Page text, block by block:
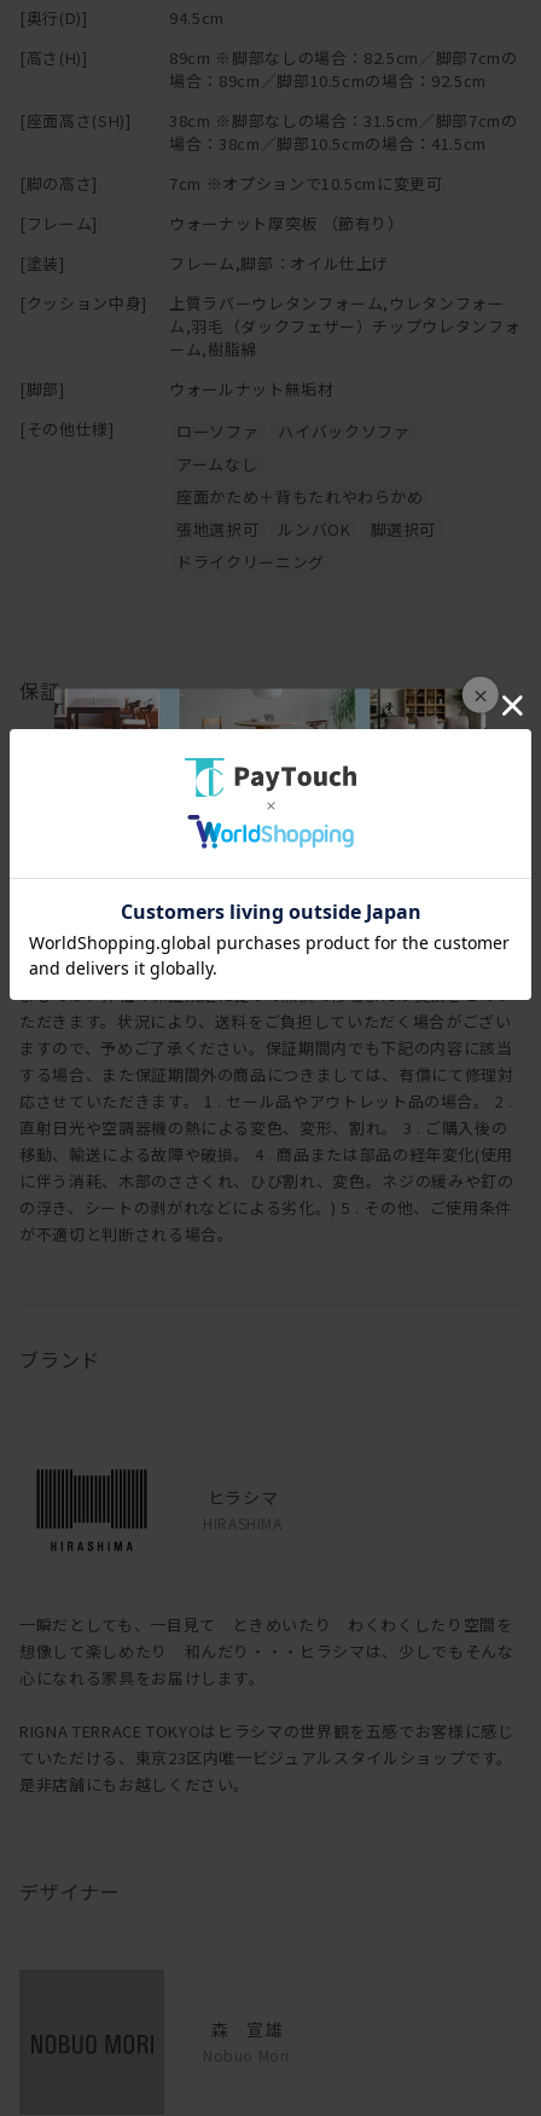
×
[奥行(D)]
94.5cm
[高さ(H)]
89cm ※脚部なしの場合：82.5cm／脚部7cmの
場合：89cm／脚部10.5cmの場合：92.5cm
[座面高さ(SH)]
38cm ※脚部なしの場合：31.5cm／脚部7cmの
場合：38cm／脚部10.5cmの場合：41.5cm
[脚の高さ]
7cm ※オプションで10.5cmに変更可
[フレーム]
ウォーナット厚突板 （節有り）
[塗装]
フレーム,脚部：オイル仕上げ
[クッション中身]
上質ラバーウレタンフォーム,ウレタンフォー
ム,羽毛（ダックフェザー）チップウレタンフォ
ーム,樹脂綿
[脚部]
ウォールナット無垢材
[その他仕様]
ローソファ
ハイバックソファ
アームなし
座面かため＋背もたれやわらかめ
張地選択可
ルンバOK
脚選択可
ドライクリーニング
保証
より3年間の製品保証を致します。また製品に付属する照明やコン
セントなどの電気用品に関しましては、1年間の保証を致します。
万一製造上、および構造設計上の欠陥による不良、破損などにつき
ましては、弊社の保証規定に従って無償で修理または交換させてい
ただきます。状況により、送料をご負担していただく場合がござい
ますので、予めご了承ください。保証期間内でも下記の内容に該当
する場合、また保証期間外の商品につきましては、有償にて修理対
応させていただきます。 1 . セール品やアウトレット品の場合。 2 .
直射日光や空調器機の熱による変色、変形、割れ。 3 . ご購入後の
移動、輸送による故障や破損。 4 . 商品または部品の経年変化(使用
に伴う消耗、木部のささくれ、ひび割れ、変色。ネジの緩みや釘の
の浮き、シートの剥がれなどによる劣化。) 5 . その他、ご使用条件
が不適切と判断される場合。
ブランド
ヒラシマ
HIRASHIMA
一瞬だとしても、一目見て ときめいたり わくわくしたり空間を
想像して楽しめたり 和んだり・・・ヒラシマは、少しでもそんな
心になれる家具をお届けします。
RIGNA TERRACE TOKYOはヒラシマの世界観を五感でお客様に感じ
ていただける、東京23区内唯一ビジュアルスタイルショップです。
是非店舗にもお越しください。
デザイナー
森 宣雄
Nobuo Mori